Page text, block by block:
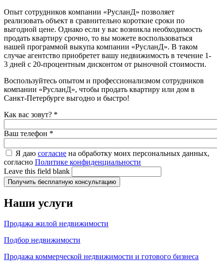
Опыт сотрудников компании «РусланД» позволяет
реализовать объект в сравнительно короткие сроки по
выгодной цене. Однако если у вас возникла необходимость
продать квартиру срочно, то вы можете воспользоваться
нашей программой выкупа компании «РусланД». В таком
случае агентство приобретет вашу недвижимость в течение 1-
3 дней с 20-процентным дисконтом от рыночной стоимости.
Воспользуйтесь опытом и профессионализмом сотрудников
компании «РусланД», чтобы продать квартиру или дом в
Санкт-Петербурге выгодно и быстро!
Как вас зовут? *
Ваш телефон *
Я даю согласие на обработку моих персональных данных,
согласно Политике конфиденциальности
Leave this field blank
Наши услуги
Продажа жилой недвижимости
Подбор недвижимости
Продажа коммерческой недвижимости и готового бизнеса